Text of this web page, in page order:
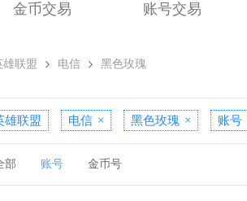
金币交易 账号交易
雄联盟 电信 黑色玫瑰
雄联盟 电信 × 黑色玫瑰 × 账号
部 账号 金币号